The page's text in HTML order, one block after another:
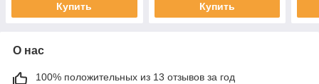
Купить Купить
О нас
100% положительных из 13 отзывов за год